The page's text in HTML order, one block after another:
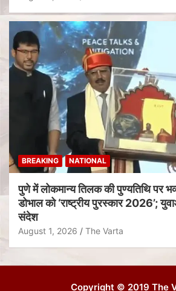
BREAKING NATIONAL
पुणे में लोकमान्य तिलक की पुण्यतिथि पर
डोभाल को ‘राष्ट्रीय पुरस्कार 2026’;
संदेश
August 1, 2026 The Varta
Copyright © 2019 The